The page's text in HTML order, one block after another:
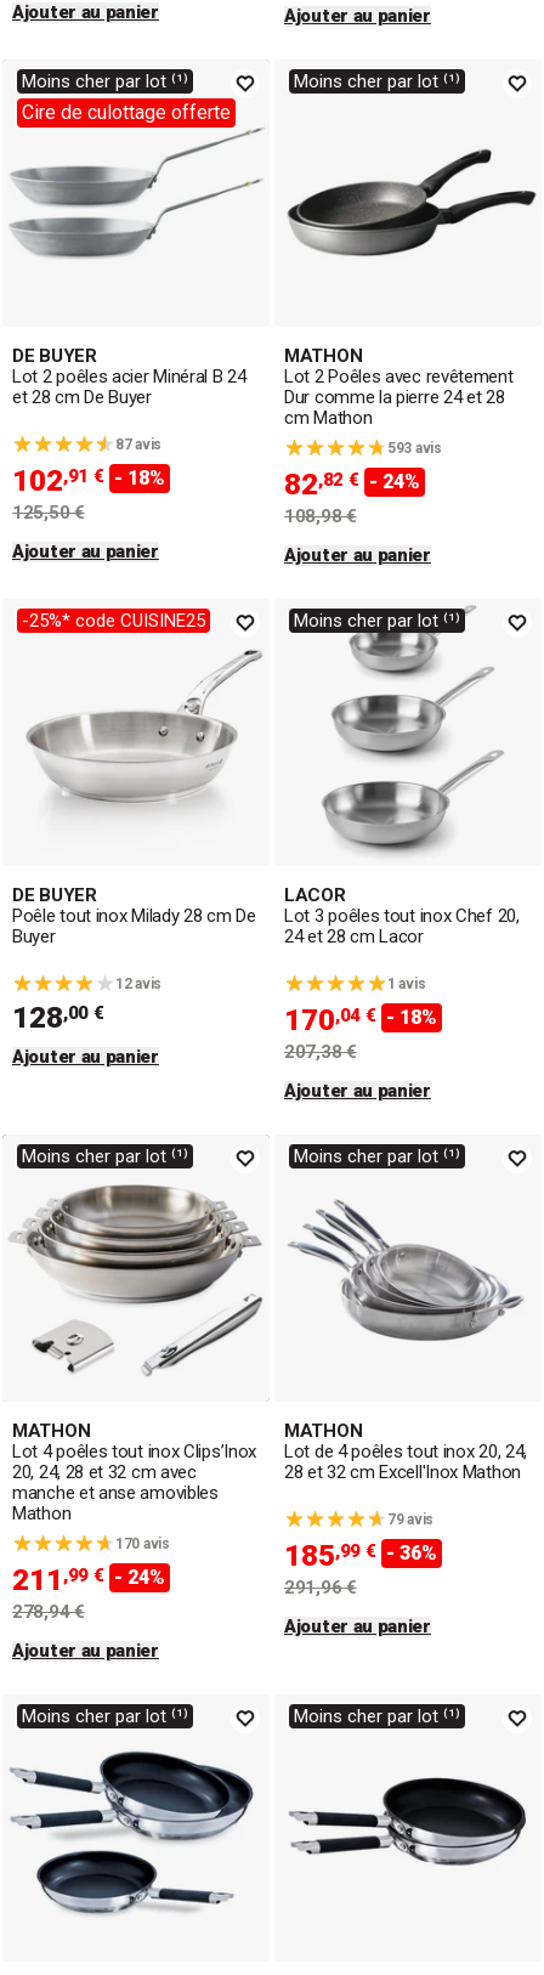
Ajouter au panier
Ajouter au panier
Moins cher par lot ⁽¹⁾
Cire de culottage offerte
DE BUYER
Lot 2 poêles acier Minéral B 24
et 28 cm De Buyer
87 avis
102,91 € - 18%
125,50 €
Ajouter au panier
Moins cher par lot ⁽¹⁾
MATHON
Lot 2 Poêles avec revêtement
Dur comme la pierre 24 et 28
cm Mathon
593 avis
82,82 € - 24%
108,98 €
Ajouter au panier
-25%* code CUISINE25
DE BUYER
Poêle tout inox Milady 28 cm De
Buyer
12 avis
128,00 €
Ajouter au panier
Moins cher par lot ⁽¹⁾
LACOR
Lot 3 poêles tout inox Chef 20,
24 et 28 cm Lacor
1 avis
170,04 € - 18%
207,38 €
Ajouter au panier
Moins cher par lot ⁽¹⁾
MATHON
Lot 4 poêles tout inox Clips’Inox
20, 24, 28 et 32 cm avec
manche et anse amovibles
Mathon
170 avis
211 ,99 € - 24%
278,94 €
Ajouter au panier
Moins cher par lot ⁽¹⁾
MATHON
Lot de 4 poêles tout inox 20, 24,
28 et 32 cm Excell'Inox Mathon
79 avis
185,99 € - 36%
291,96 €
Ajouter au panier
Moins cher par lot ⁽¹⁾ Moins cher par lot ⁽¹⁾